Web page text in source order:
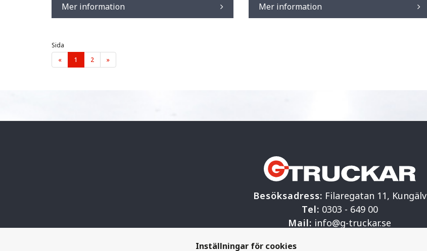
Mer information Mer information
Sida
«
1 2 »
Besöksadress: Filaregatan 11, Kungälv
Tel: 0303 - 649 00
Mail: info@g-truckar.se
G-truckar Materialhantering AB
Inställningar för cookies